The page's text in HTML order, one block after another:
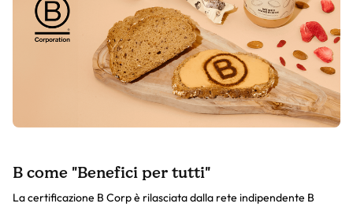
B come "Benefici per tutti"
La certificazione B Corp è rilasciata dalla rete indipendente B